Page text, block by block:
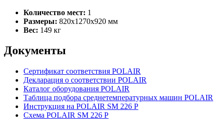
Количество мест: 1
Размеры: 820x1270x920 мм
Вес: 149 кг
Документы
Сертификат соответствия POLAIR
Декларация о соответствии POLAIR
Каталог оборудования POLAIR
Таблица подбора среднетемпературных машин POLAIR
Инструкция на POLAIR SM 226 P
Схема POLAIR SM 226 P